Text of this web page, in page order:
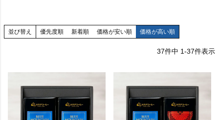
簡易包装
【対応商品】
・リキッド５本入ギフト
C.期間限定カード ※
・ドリップバッグコーヒー 4～5枚入 1箱
・コーヒーゼリー 2個
びいただけます。
名入れをご希望の場合は、熨斗（その他の題目）の欄
Q：
ギフトを手渡ししたいので、手提げ袋はつけてもらえ
並び替え 優先度順 新着順 価格が安い順 価格が高い順
37件中 1-37件表示